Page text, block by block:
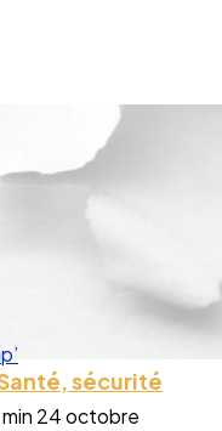
sécurité
24 octobre